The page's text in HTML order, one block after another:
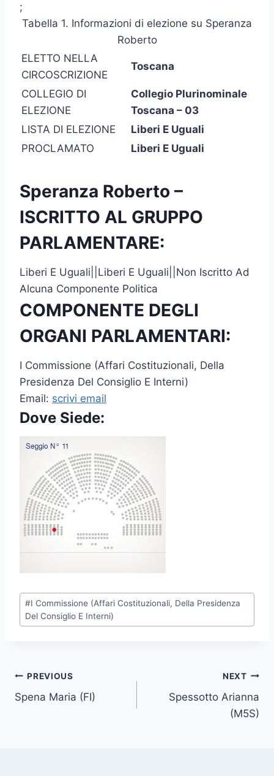
;
Tabella 1. Informazioni di elezione su Speranza
Roberto
ELETTO NELLA
CIRCOSCRIZIONE
Toscana
COLLEGIO DI
ELEZIONE
Collegio Plurinominale
Toscana – 03
LISTA DI ELEZIONE
Liberi E Uguali
PROCLAMATO
Liberi E Uguali
Speranza Roberto –
ISCRITTO AL GRUPPO
PARLAMENTARE:
Liberi E Uguali||Liberi E Uguali||Non Iscritto Ad
Alcuna Componente Politica
COMPONENTE DEGLI
ORGANI PARLAMENTARI:
I Commissione (Affari Costituzionali, Della
Presidenza Del Consiglio E Interni)
Email: scrivi email
Dove Siede:
P
s
a
g
#I Commissione (Affari Costituzionali, Della Presidenza
Del Consiglio E Interni)
Post
navigation
PREVIOUS
Spena Maria (FI)
NEXT
Spessotto Arianna
(M5S)